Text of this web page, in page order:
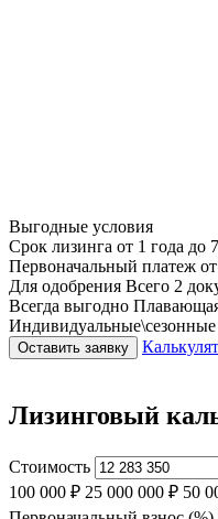
Выгодные условия
Срок лизинга от 1 года до
Первоначальный платеж
Для одобрения Всего 2
Всегда выгодно
Оставить заявку
Лизинговый
Стоимость
100 000 ₽ 25 000 000 ₽ 50